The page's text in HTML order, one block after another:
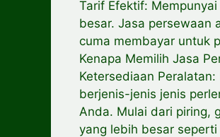
Tarif Efektif:
besar. Jasa persewaan
cuma membayar untuk
Kenapa Memilih Jasa
Ketersediaan
berjenis-jenis jenis
Anda. Mulai dari piring,
yang lebih besar